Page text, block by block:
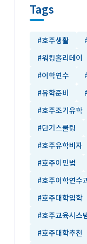
Tags
#호주생활
#워킹홀리데이
#어학연수
#유학준비
#호주조기유학
#단기스쿨링
#호주유학비자
#호주이민법
#호주어학연수
#호주대학입학
#호주교육시스
#호주대학추천